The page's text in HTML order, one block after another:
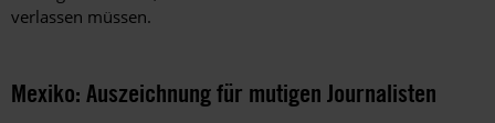
verlassen müssen.
Mexiko: Auszeichnung für mutigen Journalisten